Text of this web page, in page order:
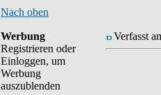
Nach oben
Werbung
Registrieren oder
Einloggen, um
Werbung
auszublenden
Verfasst